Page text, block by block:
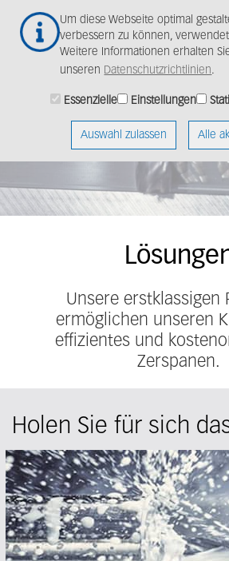
Um diese Webseite optimal
verbessern zu können, verwendet
Weitere Informationen erhalten
unseren Datenschutzrichtlinien.
Essenzielle Einstellungen
Auswahl zulassen Alle
Hauptinhalt
springen
Das Maximum
rausholen mit
FIX.
Unsere erstklassigen
ermöglichen unseren
effizientes und
Zerspanen.
Holen Sie für sich